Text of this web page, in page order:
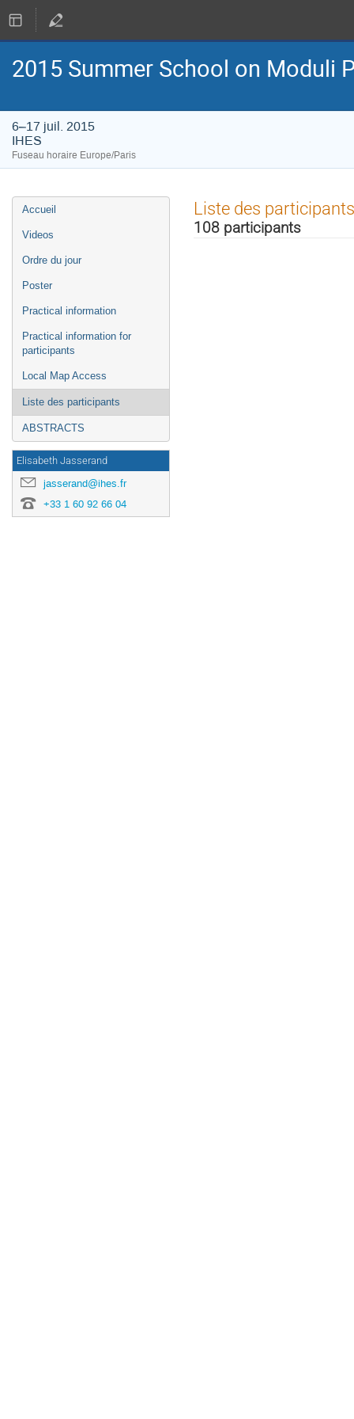
2015 Summer School on Moduli
6–17 juil. 2015
IHES
Fuseau horaire Europe/Paris
Menu
de
l'événement
Accueil
Videos
Ordre du jour
Poster
Practical information
Practical information for
participants
Local Map Access
Liste des participants
ABSTRACTS
Elisabeth Jasserand
jasserand@ihes.fr
+33 1 60 92 66 04
Liste des participants
108 participants